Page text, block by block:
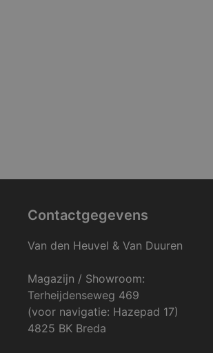
Contactgegevens
Van den Heuvel & Van Duuren
Magazijn / Showroom:
Terheijdenseweg 469
(voor navigatie: Hazepad 17)
4825 BK Breda